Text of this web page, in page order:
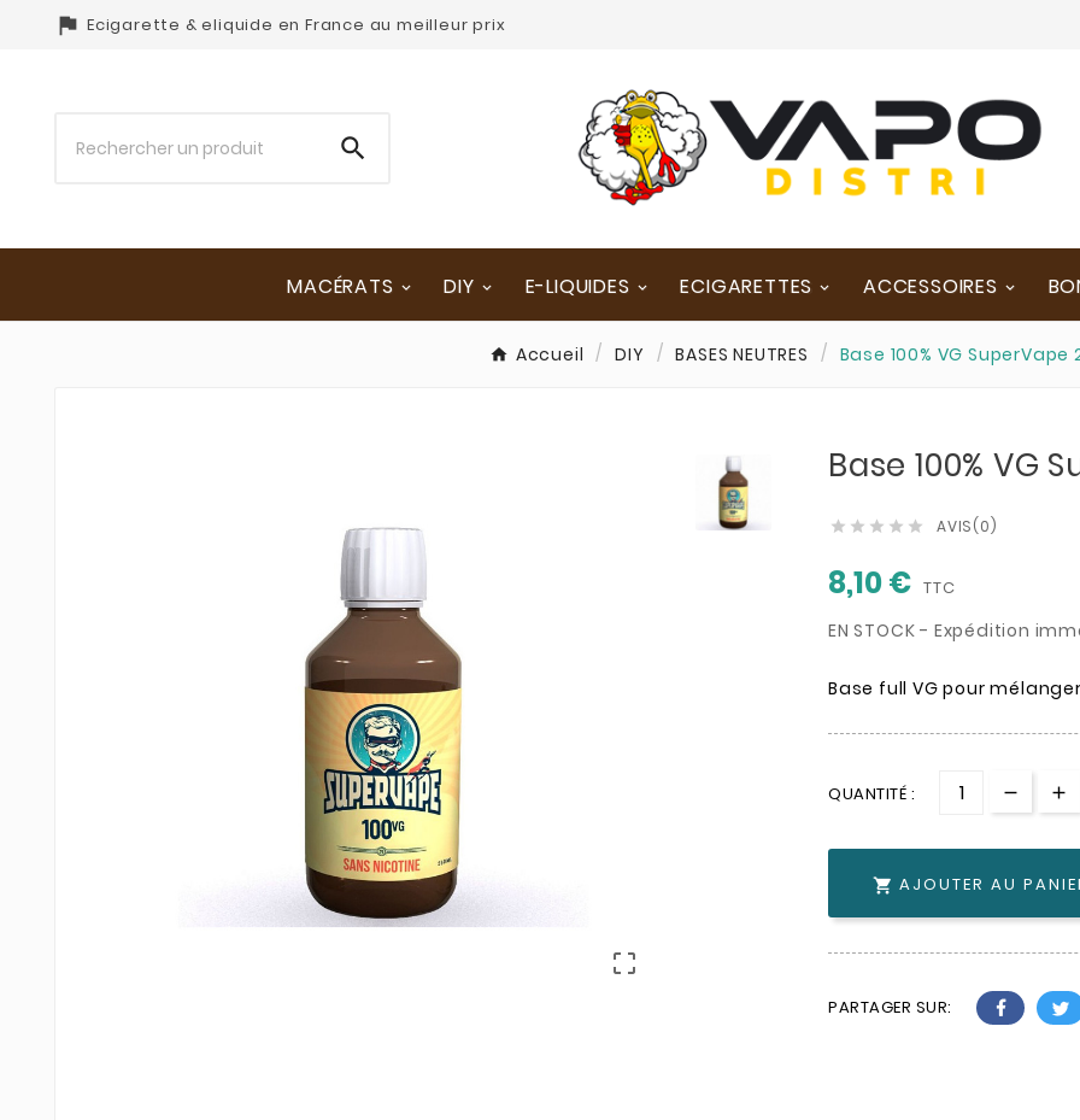
 Ecigarette & eliquide en France au meilleur prix

MACÉRATS DIY E-LIQUIDES ECIGARETTES ACCESSOIRES
Accueil DIY BASES NEUTRES Base 100% VG SuperVape

Base 100% VG
     AVIS(0)
8,10 € TTC
EN STOCK - Expédition
Base full VG pour
QUANTITÉ :
 AJOUTER AU
PARTAGER SUR: